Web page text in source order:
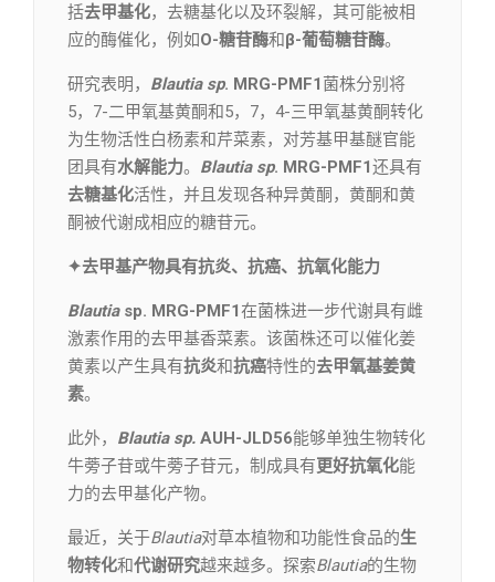
括去甲基化，去糖基化以及环裂解，其可能被相
应的酶催化，例如O-糖苷酶和β-葡萄糖苷酶。
研究表明， Blautia sp. MRG-PMF1 菌株分别将
5，7-二甲氧基黄酮和5，7，4-三甲氧基黄酮转化
为生物活性白杨素和芹菜素，对芳基甲基醚官能
团具有水解能力。 Blautia sp. MRG-PMF1还具有
去糖基化活性，并且发现各种异黄酮，黄酮和黄
酮被代谢成相应的糖苷元。
✦去甲基产物具有抗炎、抗癌、抗氧化能力
Blautiasp. MRG-PMF1在菌株进一步代谢具有雌
激素作用的去甲基香菜素。该菌株还可以催化姜
黄素以产生具有抗炎和抗癌特性的去甲氧基姜黄
素。
此外， Blautia sp. AUH-JLD56能够单独生物转化
牛蒡子苷或牛蒡子苷元，制成具有更好抗氧化能
力的去甲基化产物。
最近，关于Blautia对草本植物和功能性食品的生
物转化和代谢研究越来越多。探索Blautia的生物